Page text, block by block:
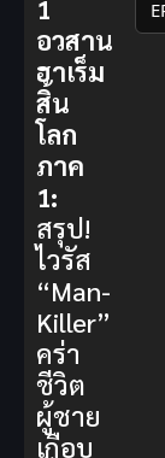
1
อวสาน
ฮาเร็ม
สิ้น
โลก
ภาค
1:
สรุป!
ไวรัส
“Man-
Killer”
คร่า
ชีวิต
ผู้ชาย
เกือบ